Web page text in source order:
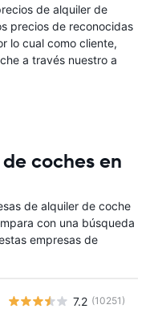
de alquiler de
precios de reconocidas
lo cual como cliente,
a través nuestro a
coches en
de alquiler de coche
con una búsqueda
empresas de
7.2 (10251)